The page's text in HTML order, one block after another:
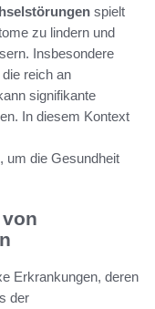
spielt
zu lindern und
Insbesondere
die reich an
signifikante
In diesem Kontext
um die Gesundheit
Erkrankungen, deren
der